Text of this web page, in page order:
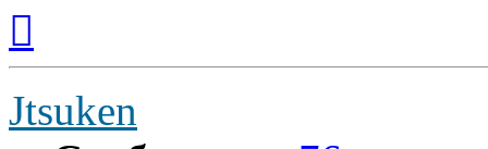
началу
Jtsuken